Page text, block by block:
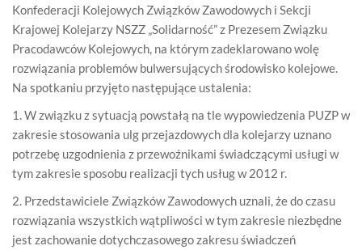
Konfederacji Kolejowych Związków Zawodowych i Sekcji
Krajowej Kolejarzy NSZZ „Solidarność” z Prezesem Związku
Pracodawców Kolejowych, na którym zadeklarowano wolę
rozwiązania problemów bulwersujących środowisko kolejowe.
Na spotkaniu przyjęto następujące ustalenia:
1. W związku z sytuacją powstałą na tle wypowiedzenia PUZP w
zakresie stosowania ulg przejazdowych dla kolejarzy uznano
potrzebę uzgodnienia z przewoźnikami świadczącymi usługi w
tym zakresie sposobu realizacji tych usług w 2012 r.
2. Przedstawiciele Związków Zawodowych uznali, że do czasu
rozwiązania wszystkich wątpliwości w tym zakresie niezbędne
jest zachowanie dotychczasowego zakresu świadczeń